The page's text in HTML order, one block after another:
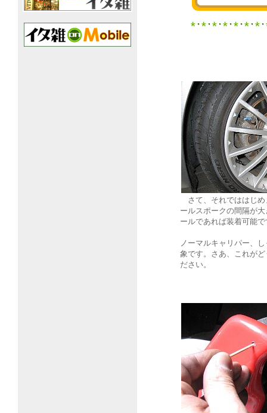
さて、それでははじ
ールスポークの間隔が
ールであれば装着可能
ノーマルキャリパー、
象です。さあ、これが
ださい。